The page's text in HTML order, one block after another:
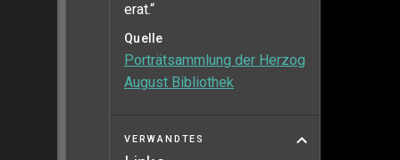
erat.“
Quelle
Porträtsammlung der Herzog
August Bibliothek
VERWANDTES